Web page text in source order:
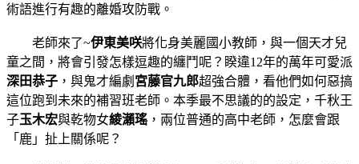
術語進行有趣的離婚攻防戰。
老師來了~伊東美咲將化身美麗國小教師，與一個天才兒
童之間，將會引發怎樣逗趣的纏鬥呢？睽違12年的萬年可愛派
深田恭子 ，與鬼才編劇 宮藤官九郎超強合體，看他們如何惡搞
這位跑到未來的補習班老師。本季最不思議的的設定，千秋王
子玉木宏與乾物女綾瀨瑤 ，兩位普通的高中老師，怎麼會跟
「鹿」扯上關係呢？